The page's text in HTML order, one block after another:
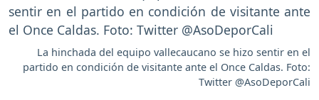
La hinchada del equipo vallecaucano se hizo sentir en el
partido en condición de visitante ante el Once Caldas. Foto:
Twitter @AsoDeporCali